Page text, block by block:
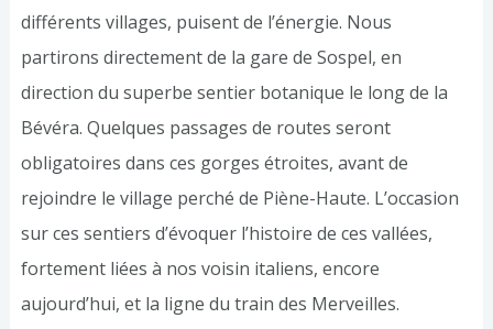
différents villages, puisent de l’énergie. Nous
partirons directement de la gare de Sospel, en
direction du superbe sentier botanique le long de la
Bévéra. Quelques passages de routes seront
obligatoires dans ces gorges étroites, avant de
rejoindre le village perché de Piène-Haute. L’occasion
sur ces sentiers d’évoquer l’histoire de ces vallées,
fortement liées à nos voisin italiens, encore
aujourd’hui, et la ligne du train des Merveilles.